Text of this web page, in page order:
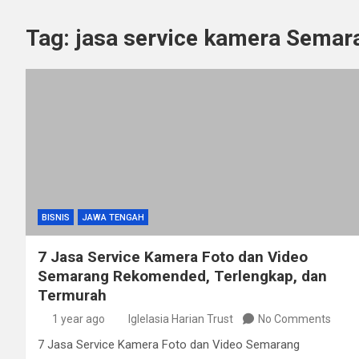
Tag: jasa service kamera
BISNIS JAWA TENGAH
7 Jasa Service Kamera Foto dan Video
Semarang Rekomended, Terlengkap, dan
Termurah
1 year ago Iglelasia Harian Trust No Comments
7 Jasa Service Kamera Foto dan Video Semarang